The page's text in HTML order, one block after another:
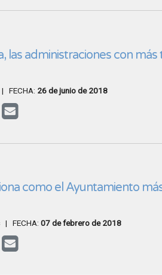
las administraciones con
| FECHA: 26 de junio de 2018
como el Ayuntamiento
| FECHA: 07 de febrero de 2018